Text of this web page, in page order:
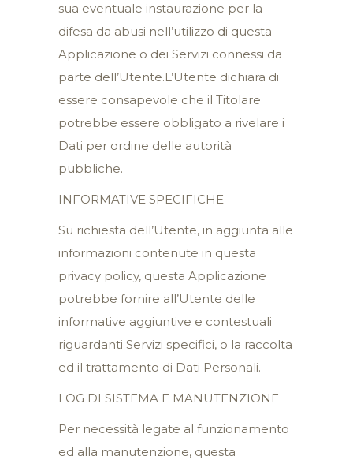
sua eventuale instaurazione per la
difesa da abusi nell’utilizzo di questa
Applicazione o dei Servizi connessi da
parte dell’Utente.L’Utente dichiara di
essere consapevole che il Titolare
potrebbe essere obbligato a rivelare i
Dati per ordine delle autorità
pubbliche.
INFORMATIVE SPECIFICHE
Su richiesta dell’Utente, in aggiunta alle
informazioni contenute in questa
privacy policy, questa Applicazione
potrebbe fornire all’Utente delle
informative aggiuntive e contestuali
riguardanti Servizi specifici, o la raccolta
ed il trattamento di Dati Personali.
LOG DI SISTEMA E MANUTENZIONE
Per necessità legate al funzionamento
ed alla manutenzione, questa